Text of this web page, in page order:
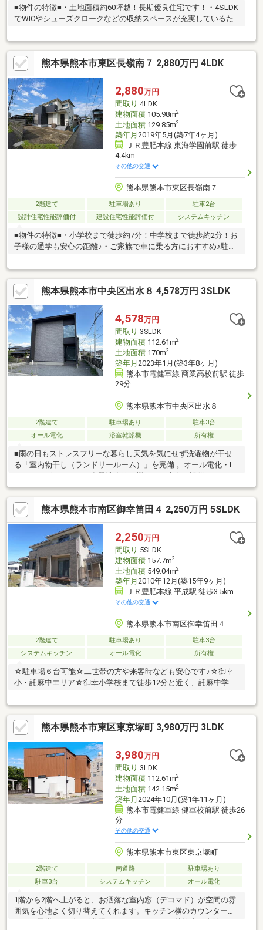
■物件の特徴■・土地面積約60坪越！長期優良住宅です！・4SLDK
でWICやシューズクロークなどの収納スペースが充実しているた
め荷物の多い方でも安心！・地球に優しいオール電化住宅でエコ
な暮らしを実現！・小学校まで徒歩約3分のためお子様の通学も安
心！・駐車場スペース並列約2台分可能です！(※車種による)・陽
当たり・風通し良好で快適にお過ごしいただけます！■周辺環境■
田迎南小学校 徒歩約3分託麻中学校 徒歩約24分熊本バス「浜
線健康パーク入口」停 徒歩約6分■ご内覧・ご来店 ご希望のお
客様へ■ご来店・ご案内可能でございます！ご希望のお日にちを
お気軽にご連絡下さいませ♪
熊本県熊本市東区長嶺南７ 2,880万円 4LDK
2,880万円
間取り 4LDK
建物面積105.98m2
土地面積129.85m2
築年月 2019年5月(築7年4ヶ月)
ＪＲ豊肥本線 東海学園前駅 徒歩
4.4km
その他の交通
熊本県熊本市東区長嶺南７
2階建て 駐車場あり
駐車2台
設計住宅性能評価付
建設住宅性能評価付 システムキッチン
■物件の特徴■・小学校まで徒歩約7分！中学校まで徒歩約2分！お
子様の通学も安心の距離♪・ご家族で車に乗る方におすすめ♪駐車
好！快適な空間の中で家族団らんの時間をお過ごしいただけます
♪・収納スペース充実しているためお部屋をすっきり使用できます
♪・コンビニやスーパーなどの周辺環境が徒歩圏内に充実していま
す♪■周辺環境■詫麻南小学校 徒歩約7分長嶺中学校 徒歩約3分
熊本都市バス「託麻南」停 徒歩約5分■ご内覧・ご来店 ご希望
のお客様へ■ご来店・ご案内可能でございます！ご希望のお日に
ちをお気軽にご連絡下さいませ♪
熊本県熊本市中央区出水８ 4,578万円 3SLDK
4,578万円
間取り 3SLDK
建物面積112.61m2
土地面積170m2
築年月 2023年1月(築3年8ヶ月)
熊本市電健軍線 商業高校前駅 徒歩
29分
熊本県熊本市中央区出水８
2階建て 駐車場あり
駐車3台
オール電化
浴室乾燥機 所有権
■雨の日もストレスフリーな暮らし天気を気にせず洗濯物が干せ
る「室内物干し（ランドリールーム）」を完備 。オール電化・IH
クッキングヒーターや食器洗浄乾燥機など、先進の設備が日々の
暮らしを豊かにサポートします 。 ■中央区出水ならではの、充実
した周辺環境出水南中学校：徒歩2分（部活で遅くなっても安心の
距離です！）出水みなみこども園：徒歩6分ゆめタウンはません：
車で4分（毎日のお買い物や週末のお出かけに便利！）セブンイレ
ブン画図所島店：徒歩10分◆物件担当：佐藤祐大（０７０－３５
４８－２４３１）◆までお気軽にご連絡ください！他社様掲載分
の物件も含め、ご紹介・ご案内できます！
熊本県熊本市南区御幸笛田４ 2,250万円 5SLDK
2,250万円
間取り 5SLDK
建物面積157.7m2
土地面積549.04m2
築年月 2010年12月(築15年9ヶ月)
ＪＲ豊肥本線 平成駅 徒歩3.5km
その他の交通
熊本県熊本市南区御幸笛田４
2階建て 駐車場あり
駐車3台
システムキッチン
オール電化 所有権
☆駐車場６台可能☆二世帯の方や来客時なども安心です♪☆御幸
小・託麻中エリア☆御幸小学校まで徒歩12分と近く、託麻中学校
めタウン浜線＆イオンモール熊本まで車で１０分なのでお買い物
がしやすく、とても便利です♪☆特記事項☆旗竿地につき、道路
が狭くなっております！徒歩１分圏内に月極駐車場もあります！
熊本県熊本市東区東京塚町 3,980万円 3LDK
3,980万円
間取り 3LDK
建物面積112.61m2
土地面積142.15m2
築年月 2024年10月(築1年11ヶ月)
熊本市電健軍線 健軍校前駅 徒歩26
分
その他の交通
熊本県熊本市東区東京塚町
2階建て 南道路
駐車場あり
駐車3台
システムキッチン オール電化
1階から2階へ上がると、お洒落な室内窓（デコマド）が空間の雰
囲気を心地よく切り替えてくれます。キッチン横のカウンター
は、お子様のリビング学習やリモートワークの特等席。家族のつ